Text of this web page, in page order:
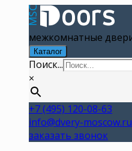
межкомнатные
Каталог
Поиск...
×
+7 (495) 120-08-63
info@dvery-moscow.ru
заказать звонок